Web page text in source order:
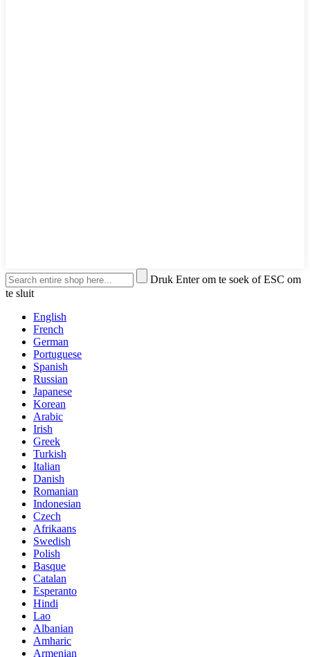
Druk Enter om te soek of ESC om
te sluit
English
French
German
Portuguese
Spanish
Russian
Japanese
Korean
Arabic
Irish
Greek
Turkish
Italian
Danish
Romanian
Indonesian
Czech
Afrikaans
Swedish
Polish
Basque
Catalan
Esperanto
Hindi
Lao
Albanian
Amharic
Armenian